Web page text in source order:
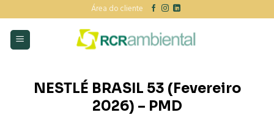
to
content
Área do cliente
NESTLÉ BRASIL 53 (Fevereiro
2026) – PMD